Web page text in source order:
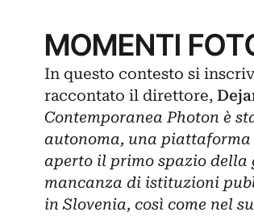
MOMENTI
In questo contesto si
raccontato il direttore,
Contemporanea Photon è
autonoma, una piattaforma
aperto il primo spazio
mancanza di istituzioni
in Slovenia, così come nel